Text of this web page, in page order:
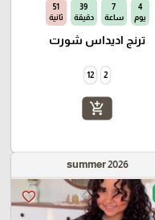
4
يوم
7
ساعة
39
دقيقة
50
ثانية
ترنج اديداس شورت
2
12
add_shopping_cart
summer 2026
favorite_border